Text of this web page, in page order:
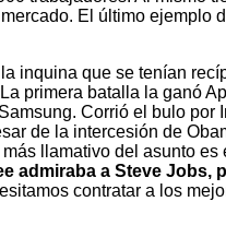
El último ejemplo
inquina que se tenían
La primera batalla la ganó
Corrió el bulo por
de la intercesión de
llamativo del asunto
admiraba a Steve Jobs,
contratar a los